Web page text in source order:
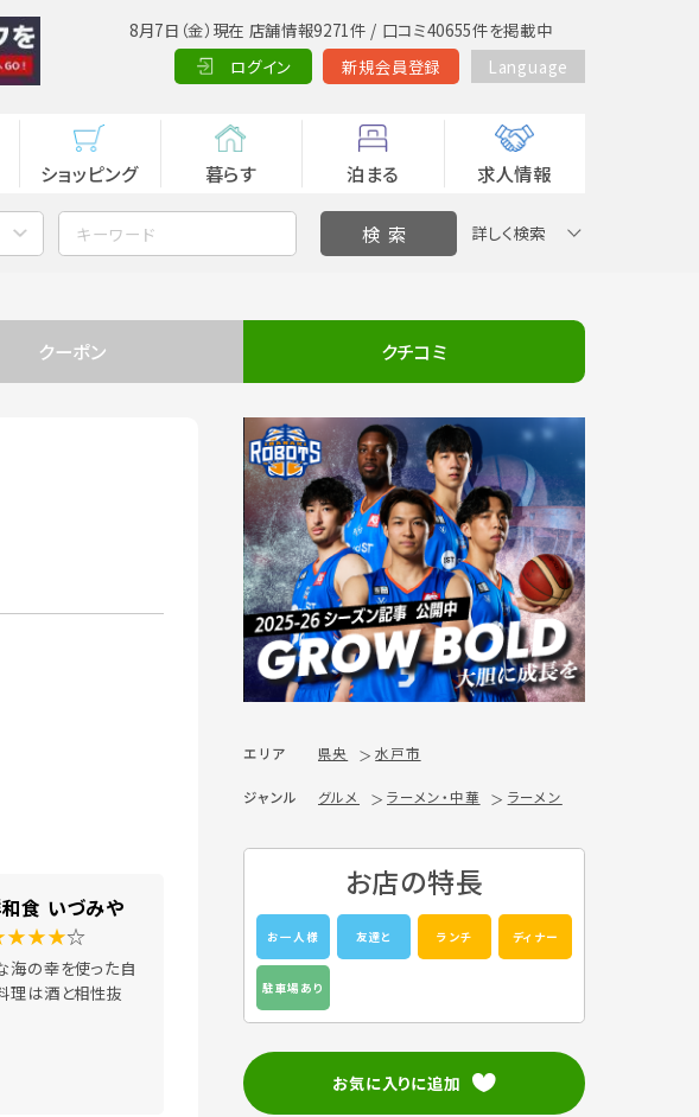
8月7日（金）現在 店舗情報9271件 / 口コミ40655件を掲載中
ログイン
新規会員登録 Language
ショッピング 暮らす 泊まる 求人情報
詳しく検索
クーポン クチコミ
食 いづみや
☆
海の幸を使った自
理は酒と相性抜
エリア 県央 水戸市
ジャンル グルメ ラーメン・中華 ラーメン
お店の特長
お一人様 友達と ランチ ディナー
駐車場あり
お気に入りに追加